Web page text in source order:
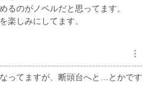
るのがノベルだと思ってます。
楽しみにしてます。
︙
ってますが、断頭台へと…とかです